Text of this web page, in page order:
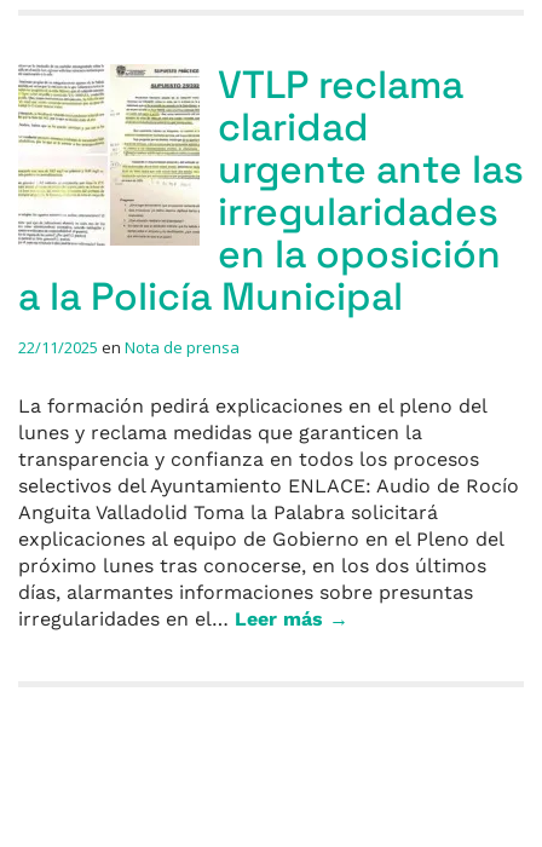
VTLP reclama
claridad
urgente ante las
irregularidades
en la oposición
a la Policía Municipal
22/11/2025 en Nota de prensa
La formación pedirá explicaciones en el pleno del
lunes y reclama medidas que garanticen la
transparencia y confianza en todos los procesos
selectivos del Ayuntamiento ENLACE: Audio de Rocío
Anguita Valladolid Toma la Palabra solicitará
explicaciones al equipo de Gobierno en el Pleno del
próximo lunes tras conocerse, en los dos últimos
días, alarmantes informaciones sobre presuntas
irregularidades en el… Leer más →